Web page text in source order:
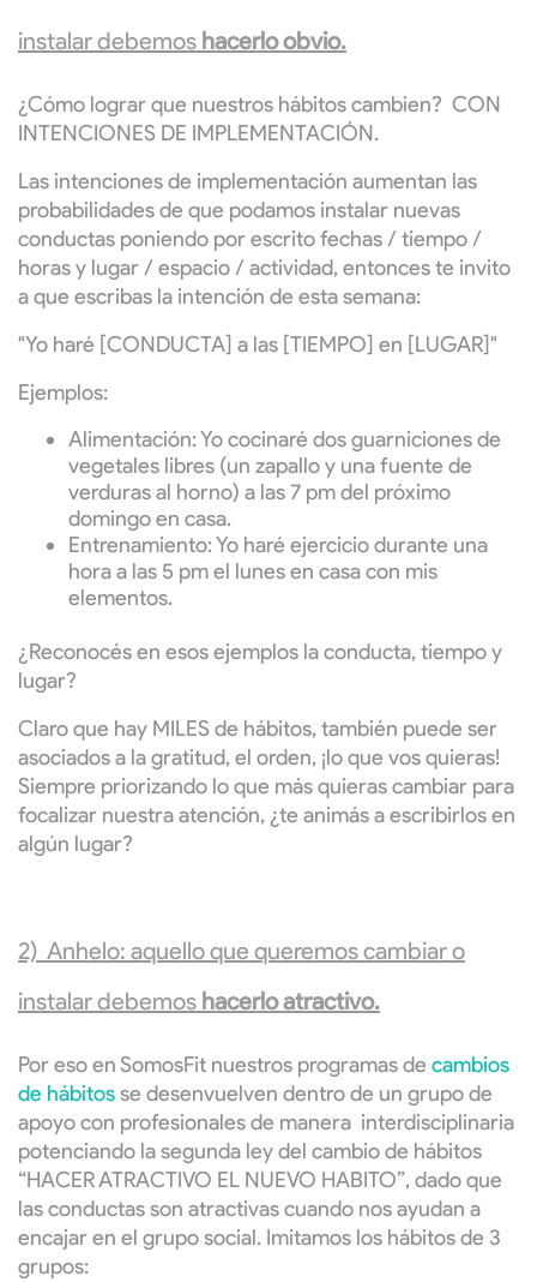
instalar debemos hacerlo obvio.
¿Cómo lograr que nuestros hábitos cambien? CON
INTENCIONES DE IMPLEMENTACIÓN.
Las intenciones de implementación aumentan las
probabilidades de que podamos instalar nuevas
conductas poniendo por escrito fechas / tiempo /
horas y lugar / espacio / actividad, entonces te invito
a que escribas la intención de esta semana:
"Yo haré [CONDUCTA] a las [TIEMPO] en [LUGAR]"
Ejemplos:
Alimentación: Yo cocinaré dos guarniciones de
vegetales libres (un zapallo y una fuente de
verduras al horno) a las 7 pm del próximo
domingo en casa.
Entrenamiento: Yo haré ejercicio durante una
hora a las 5 pm el lunes en casa con mis
elementos.
¿Reconocés en esos ejemplos la conducta, tiempo y
lugar?
Claro que hay MILES de hábitos, también puede ser
asociados a la gratitud, el orden, ¡lo que vos quieras!
Siempre priorizando lo que más quieras cambiar para
focalizar nuestra atención, ¿te animás a escribirlos en
algún lugar?
2) Anhelo: aquello que queremos cambiar o
instalar debemos hacerlo atractivo.
Por eso en SomosFit nuestros programas de cambios
de hábitosse desenvuelven dentro de un grupo de
apoyo con profesionales de manera interdisciplinaria
potenciando la segunda ley del cambio de hábitos
“HACER ATRACTIVO EL NUEVO HABITO”, dado que
las conductas son atractivas cuando nos ayudan a
encajar en el grupo social. Imitamos los hábitos de 3
grupos: